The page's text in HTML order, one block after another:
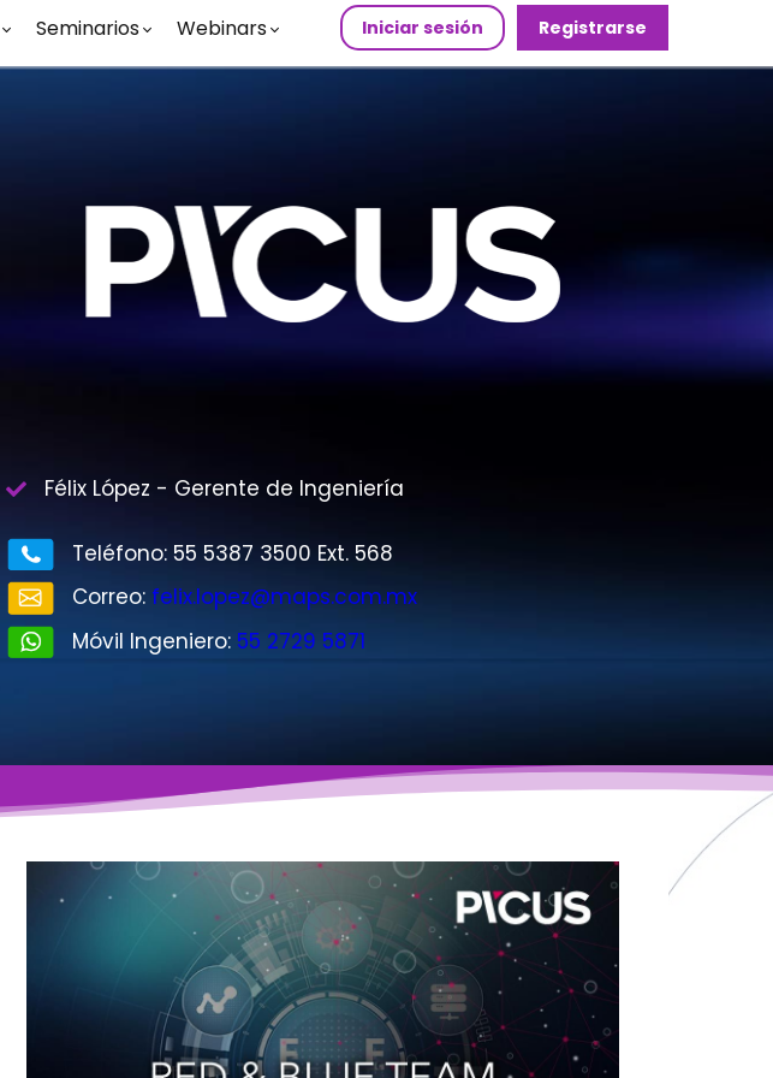
Seminarios Webinars Iniciar sesión Registrarse
Félix López - Gerente de Ingeniería
Teléfono: 55 5387 3500 Ext. 568​
Correo: felix.lopez@maps.com.mx​
Móvil Ingeniero: 55 2729 5871